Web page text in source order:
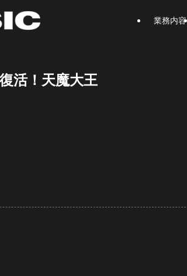
業務内容
活！天魔大王